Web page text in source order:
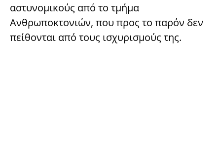
αστυνομικούς από το τμήμα
Ανθρωποκτονιών, που προς το παρόν δεν
πείθονται από τους ισχυρισμούς της.